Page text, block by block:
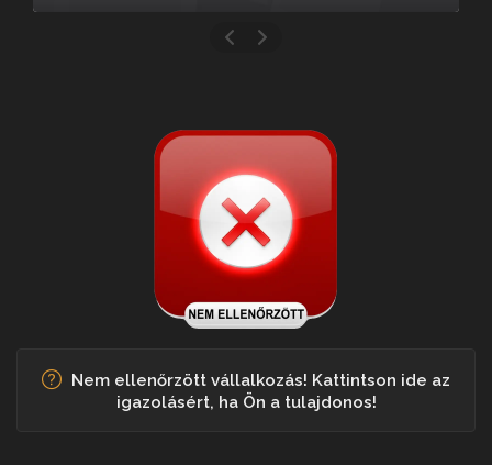
Nem ellenőrzött vállalkozás! Kattintson ide az
igazolásért, ha Ön a tulajdonos!